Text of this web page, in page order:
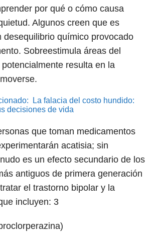
por qué o cómo causa
Algunos creen que es
desequilibrio químico provocado
Sobreestimula áreas del
resulta en la
La falacia del costo hundido:
decisiones de vida
que toman medicamentos
acatisia; sin
es un efecto secundario de los
antiguos de primera generación
el trastorno bipolar y la
incluyen: 3